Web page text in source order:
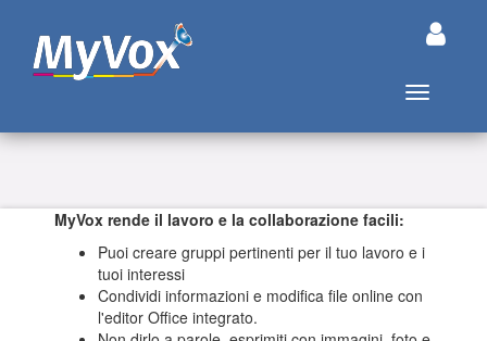
Attiva/
MyVox rende il lavoro e la collaborazione facili:
Puoi creare gruppi pertinenti per il tuo lavoro e i
tuoi interessi
Condividi informazioni e modifica file online con
l'editor Office integrato.